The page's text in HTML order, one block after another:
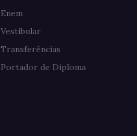
Enem
Vestibular
Transferências
Portador de Diploma